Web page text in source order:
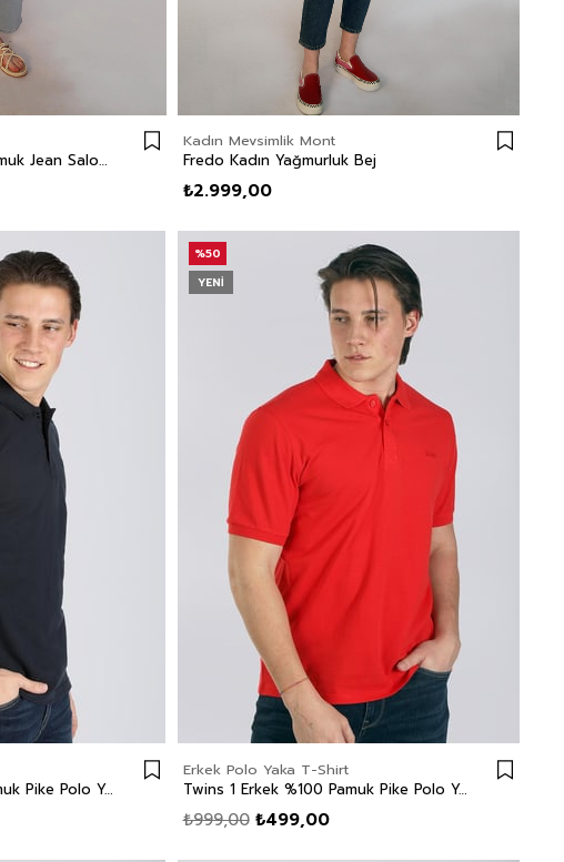
Flowers Kadın %100 Pamuk Jean Salopet Flowers Rastaban Light
Kadın Mevsimlik Mont
Fredo Kadın Yağmurluk Bej
₺2.999,00
Twins 1 Erkek %100 Pamuk Pike Polo Yaka T-Shirt Lacivert
Erkek Polo Yaka T-Shirt
Twins 1 Erkek %100 Pamuk Pike Polo Yaka T-Shirt Kısa Kırmızı
₺499,00
₺999,00
%50
YENI